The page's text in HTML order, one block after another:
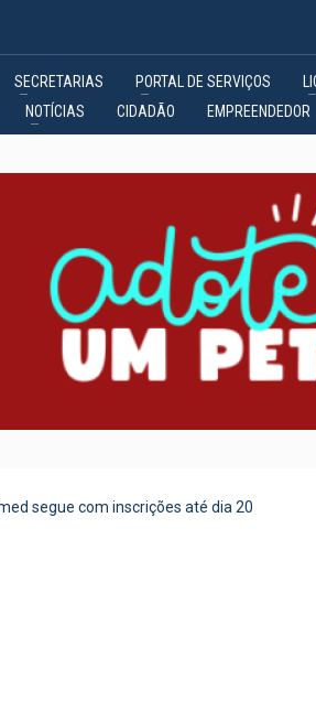
SECRETARIAS PORTAL DE SERVIÇOS
NOTÍCIAS CIDADÃO EMPREENDEDOR
segue com inscrições até dia 20